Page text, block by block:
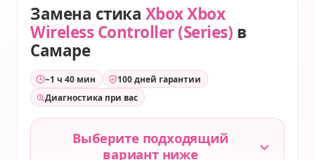
Замена стика Xbox Xbox
Wireless Controller (Series) в
Самаре
~1 ч 40 мин
100 дней гарантии
Диагностика при вас
Выберите подходящий
вариант ниже